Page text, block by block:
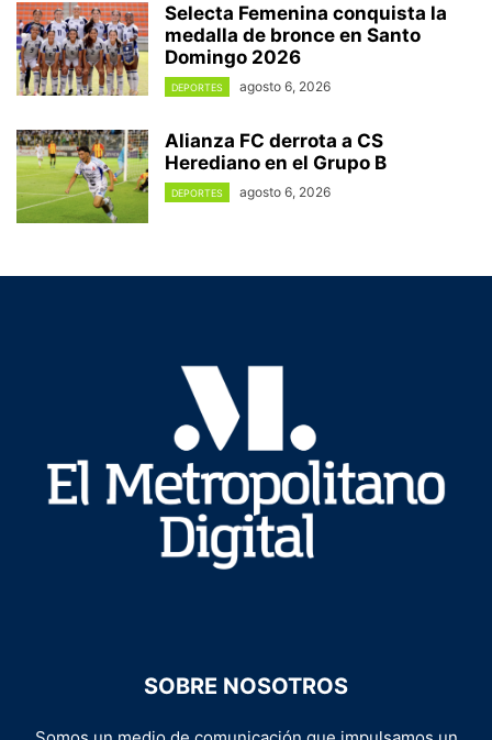
Selecta Femenina conquista la
medalla de bronce en Santo
Domingo 2026
DEPORTES agosto 6, 2026
Alianza FC derrota a CS
Herediano en el Grupo B
DEPORTES agosto 6, 2026
SOBRE NOSOTROS